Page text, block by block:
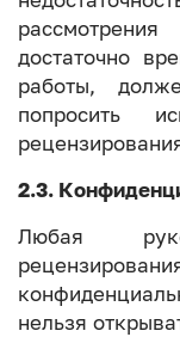
достаточно
работы,
попросить
2.3.
Любая
нельзя